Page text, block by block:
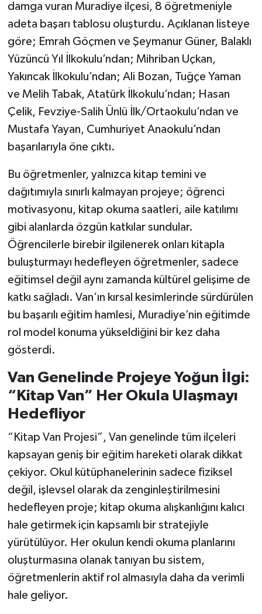
damga vuran Muradiye ilçesi, 8 öğretmeniyle
adeta başarı tablosu oluşturdu. Açıklanan listeye
göre; Emrah Göçmen ve Şeymanur Güner, Balaklı
Yüzüncü Yıl İlkokulu’ndan; Mihriban Uçkan,
Yakıncak İlkokulu’ndan; Ali Bozan, Tuğçe Yaman
ve Melih Tabak, Atatürk İlkokulu’ndan; Hasan
Çelik, Fevziye-Salih Ünlü İlk/Ortaokulu’ndan ve
Mustafa Yayan, Cumhuriyet Anaokulu’ndan
başarılarıyla öne çıktı.
Bu öğretmenler, yalnızca kitap temini ve
dağıtımıyla sınırlı kalmayan projeye; öğrenci
motivasyonu, kitap okuma saatleri, aile katılımı
gibi alanlarda özgün katkılar sundular.
Öğrencilerle birebir ilgilenerek onları kitapla
buluşturmayı hedefleyen öğretmenler, sadece
eğitimsel değil aynı zamanda kültürel gelişime de
katkı sağladı. Van’ın kırsal kesimlerinde sürdürülen
bu başarılı eğitim hamlesi, Muradiye’nin eğitimde
rol model konuma yükseldiğini bir kez daha
gösterdi.
Van Genelinde Projeye Yoğun İlgi:
“Kitap Van” Her Okula Ulaşmayı
Hedefliyor
“Kitap Van Projesi”, Van genelinde tüm ilçeleri
kapsayan geniş bir eğitim hareketi olarak dikkat
çekiyor. Okul kütüphanelerinin sadece fiziksel
değil, işlevsel olarak da zenginleştirilmesini
hedefleyen proje; kitap okuma alışkanlığını kalıcı
hale getirmek için kapsamlı bir stratejiyle
yürütülüyor. Her okulun kendi okuma planlarını
oluşturmasına olanak tanıyan bu sistem,
öğretmenlerin aktif rol almasıyla daha da verimli
hale geliyor.